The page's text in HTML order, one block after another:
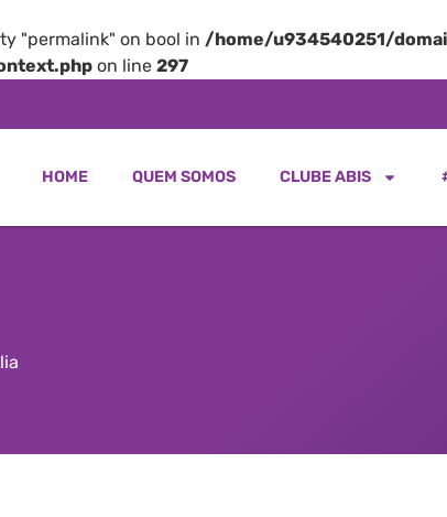
"permalink" on bool in /home/u934540251/
on line 297
HOME QUEM SOMOS CLUBE ABIS